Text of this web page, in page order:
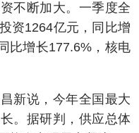
断加大。一季度全
资1264亿元，同比增
比增长177.6%，核电
说，今年全国最大
。据研判，供应总体